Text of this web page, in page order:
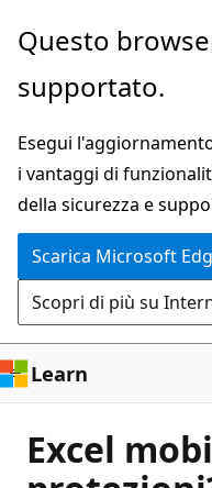
Ignora
passa
contenuto
principale
Questo
supportato.
Esegui
i vantaggi di
della sicurezza e
Scarica Microsoft
Scopri di più su
Learn
Excel